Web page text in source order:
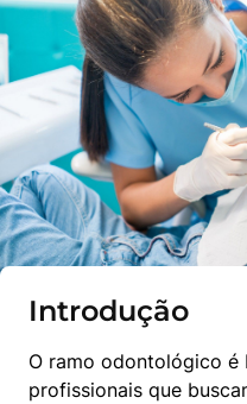
Introdução
O ramo odontológico
profissionais que